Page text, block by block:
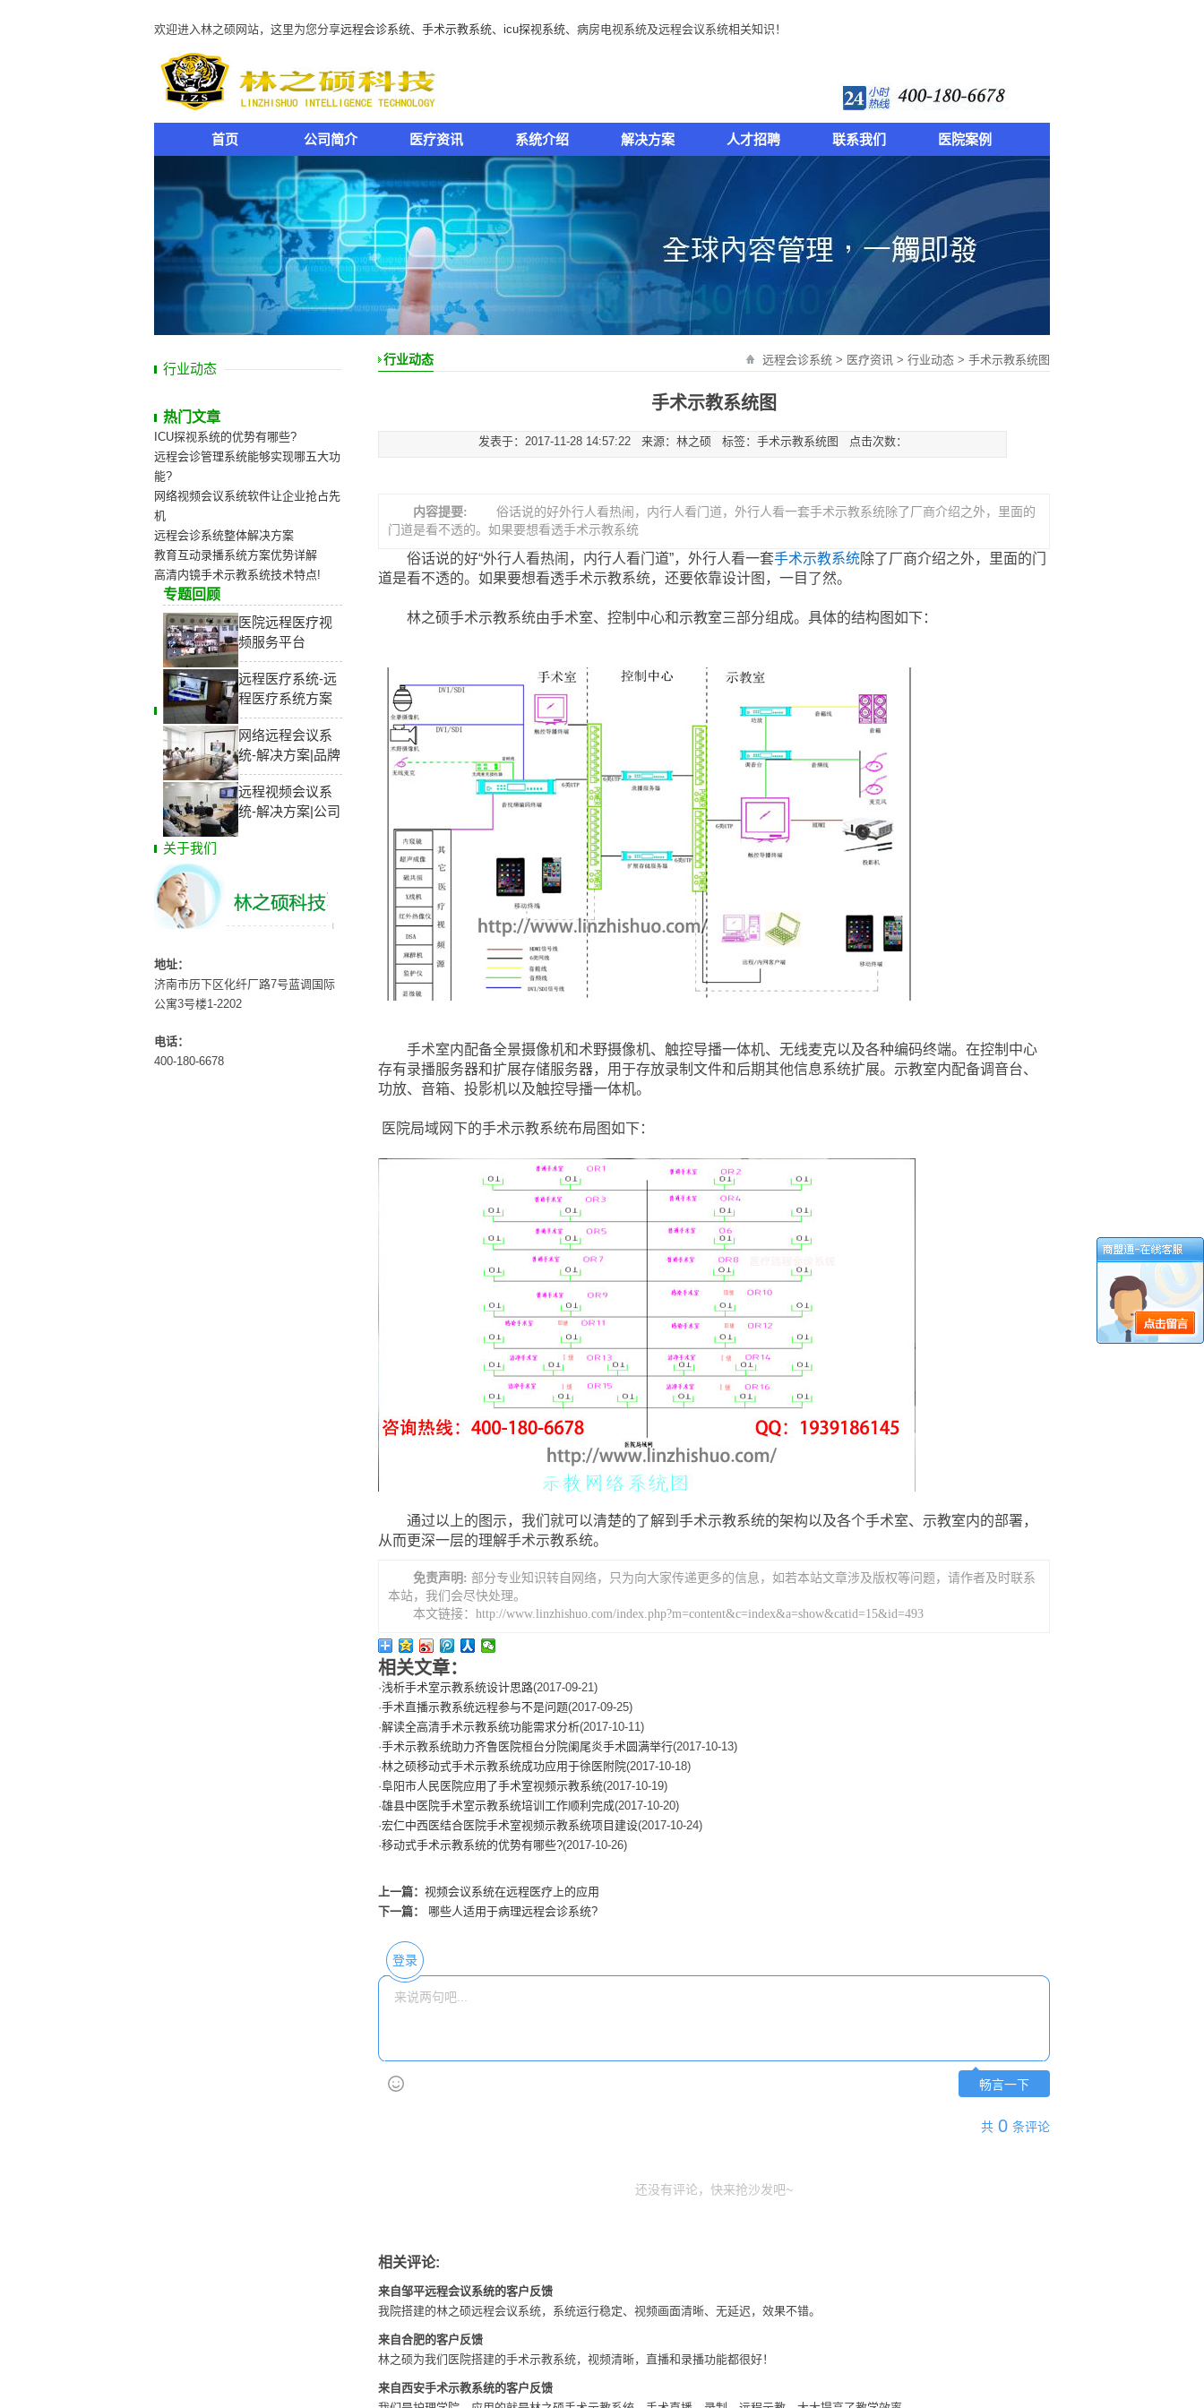
欢迎进入林之硕网站，这里为您分享远程会诊系统、 手术示教系统、 icu探视系统、病房电视系统及远程会议系统相关知识！
首页 公司简介 医疗资讯 系统介绍 解决方案 人才招聘 联系我们 医院案例
行业动态 远程会诊系统 > 医疗资讯 > 行业动态 > 手术示教系统图
手术示教系统图
发表于：2017-11-28 14:57:22 来源：林之硕 标签：手术示教系统图 点击次数：
内容提要:
俗话说的好外行人看热闹，内行人看门道，外行人看一套手术示教系统除了厂商介绍之外，里面的
门道是看不透的。如果要想看透手术示教系统
俗话说的好“外行人看热闹，内行人看门道”，外行人看一套手术示教系统除了厂商介绍之外，里面的门
道是看不透的。如果要想看透手术示教系统，还要依靠设计图，一目了然。
林之硕手术示教系统由手术室、控制中心和示教室三部分组成。具体的结构图如下：
手术室内配备全景摄像机和术野摄像机、触控导播一体机、无线麦克以及各种编码终端。在控制中心
存有录播服务器和扩展存储服务器，用于存放录制文件和后期其他信息系统扩展。示教室内配备调音台、
功放、音箱、投影机以及触控导播一体机。
医院局域网下的手术示教系统布局图如下：
通过以上的图示，我们就可以清楚的了解到手术示教系统的架构以及各个手术室、示教室内的部署，
从而更深一层的理解手术示教系统。
免责声明: 部分专业知识转自网络，只为向大家传递更多的信息，如若本站文章涉及版权等问题，请作者及时联系
本站，我们会尽快处理。
本文链接：http://www.linzhishuo.com/index.php?m=content&c=index&a=show&catid=15&id=493
相关文章：
·浅析手术室示教系统设计思路(2017-09-21)
·手术直播示教系统远程参与不是问题(2017-09-25)
·解读全高清手术示教系统功能需求分析(2017-10-11)
·手术示教系统助力齐鲁医院桓台分院阑尾炎手术圆满举行(2017-10-13)
·林之硕移动式手术示教系统成功应用于徐医附院(2017-10-18)
·阜阳市人民医院应用了手术室视频示教系统(2017-10-19)
·雄县中医院手术室示教系统培训工作顺利完成(2017-10-20)
·宏仁中西医结合医院手术室视频示教系统项目建设(2017-10-24)
·移动式手术示教系统的优势有哪些?(2017-10-26)
上一篇： 视频会议系统在远程医疗上的应用
下一篇：
哪些人适用于病理远程会诊系统?
登录
畅言一下
共 0 条评论
还没有评论，快来抢沙发吧~
相关评论:
来自邹平远程会议系统的客户反馈
我院搭建的林之硕远程会议系统，系统运行稳定、视频画面清晰、无延迟，效果不错。
来自合肥的客户反馈
林之硕为我们医院搭建的手术示教系统，视频清晰，直播和录播功能都很好！
来自西安手术示教系统的客户反馈
行业动态
热门文章
ICU探视系统的优势有哪些?
远程会诊管理系统能够实现哪五大功
能?
网络视频会议系统软件让企业抢占先
机
远程会诊系统整体解决方案
教育互动录播系统方案优势详解
高清内镜手术示教系统技术特点!
专题回顾
医院远程医疗视
频服务平台
远程医疗系统-远
程医疗系统方案
网络远程会议系
统-解决方案|品牌
远程视频会议系
统-解决方案|公司
关于我们
地址：
济南市历下区化纤厂路7号蓝调国际
公寓3号楼1-2202
电话：
400-180-6678